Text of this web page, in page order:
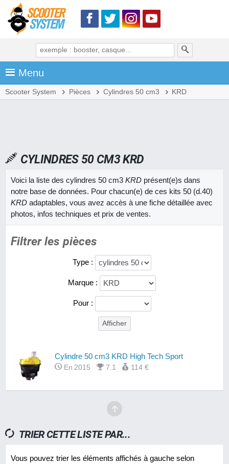
Menu
Scooter System Pièces Cylindres 50 cm3 KRD
CYLINDRES 50 CM3 KRD
Voici la liste des cylindres 50 cm3 KRD présent(e)s dans
notre base de données. Pour chacun(e) de ces kits 50 (d.40)
KRD adaptables, vous avez accès à une fiche détaillée avec
photos, infos techniques et prix de ventes.
Filtrer les pièces
Type :
Marque :
Pour :
Cylindre 50 cm3 KRD High Tech Sport
En 2015 7.1 114 €
TRIER CETTE LISTE PAR...
Vous pouvez trier les éléments affichés à gauche selon